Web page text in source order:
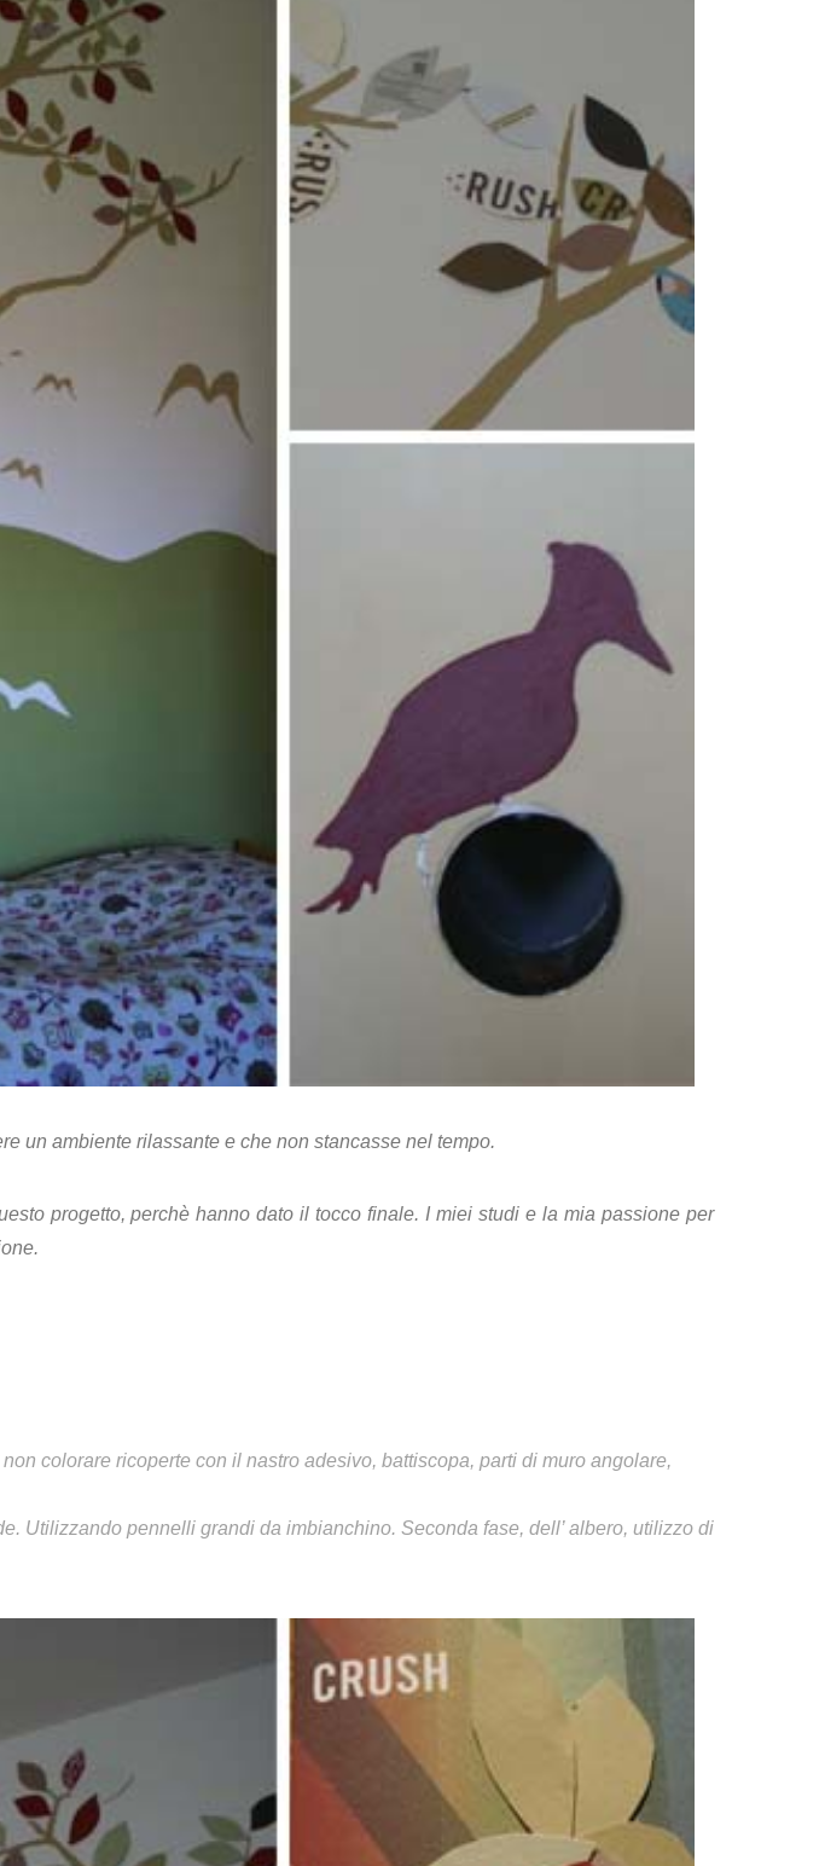
un ambiente rilassante e che non stancasse nel tempo.
progetto, perchè hanno dato il tocco finale. I miei studi e la mia passione per
colorare ricoperte con il nastro adesivo, battiscopa, parti di muro angolare,
pennelli grandi da imbianchino. Seconda fase, dell’ albero, utilizzo di